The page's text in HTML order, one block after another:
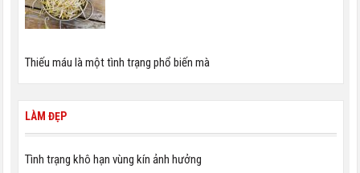
Thiếu máu là một tình trạng phổ biến mà
LÀM ĐẸP
Tình trạng khô hạn vùng kín ảnh hưởng